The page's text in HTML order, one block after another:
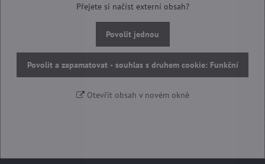
Přejete si načíst externí obsah?
Povolit jednou
Povolit a zapamatovat - souhlas s druhem cookie: Funkční
Otevřít obsah v novém okně